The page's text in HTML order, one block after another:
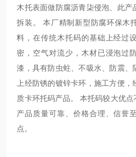
木托表面做防腐沥青柒侵泡、此产
拆装。 本厂精制新型防腐环保木
料，在传统木托码的基础上经过
密，空气对流少，木材已浸泡过
漆，具有防虫蛀、不吸水、防震、
上经防锈的镀锌卡环，施工方便
质卡环托码产品。 本托码较大优点
产品质量可靠、价格合理、信誉
点。